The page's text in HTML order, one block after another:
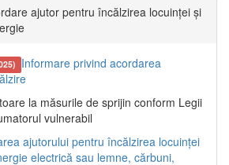
ajutor pentru încălzirea locuinței și
Informare privind acordarea
la măsurile de sprijin conform Legii
vulnerabil
ajutorului pentru încălzirea locuinței
electrică sau lemne, cărbuni,